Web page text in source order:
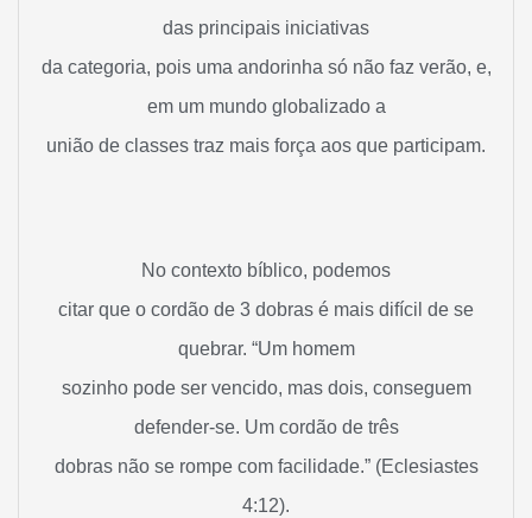
das principais iniciativas
da categoria, pois uma andorinha só não faz verão, e,
em um mundo globalizado a
união de classes traz mais força aos que participam.
No contexto bíblico, podemos
citar que o cordão de 3 dobras é mais difícil de se
quebrar. “Um homem
sozinho pode ser vencido, mas dois, conseguem
defender-se. Um cordão de três
dobras não se rompe com facilidade.” (Eclesiastes
4:12).